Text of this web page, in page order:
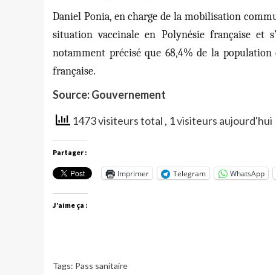
Daniel Ponia, en charge de la mobilisation
situation vaccinale en Polynésie française
notamment précisé que 68,4% de la
française.
Source: Gouvernement
1473 visiteurs total , 1 visiteurs aujourd'hui
Partager :
Imprimer Telegram WhatsApp
J’aime ça :
Tags: Pass sanitaire